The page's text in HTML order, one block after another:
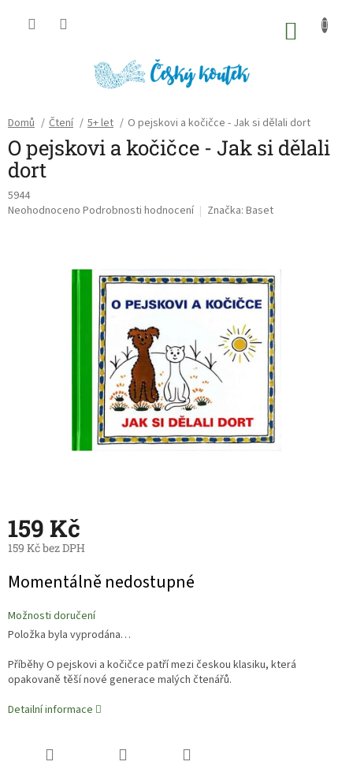
Domů / Čtení / 5+ let / O pejskovi a kočičce - Jak si dělali dort
O pejskovi a kočičce - Jak si dělali
dort
5944
Průměrné
Neohodnoceno Podrobnosti hodnocení Značka: Baset
159 Kč
159 Kč bez DPH
cena:
Momentálně nedostupné
Možnosti doručení
Položka byla vyprodána…
Příběhy O pejskovi a kočičce patří mezi českou klasiku, která
opakovaně těší nové generace malých čtenářů.
Detailní informace